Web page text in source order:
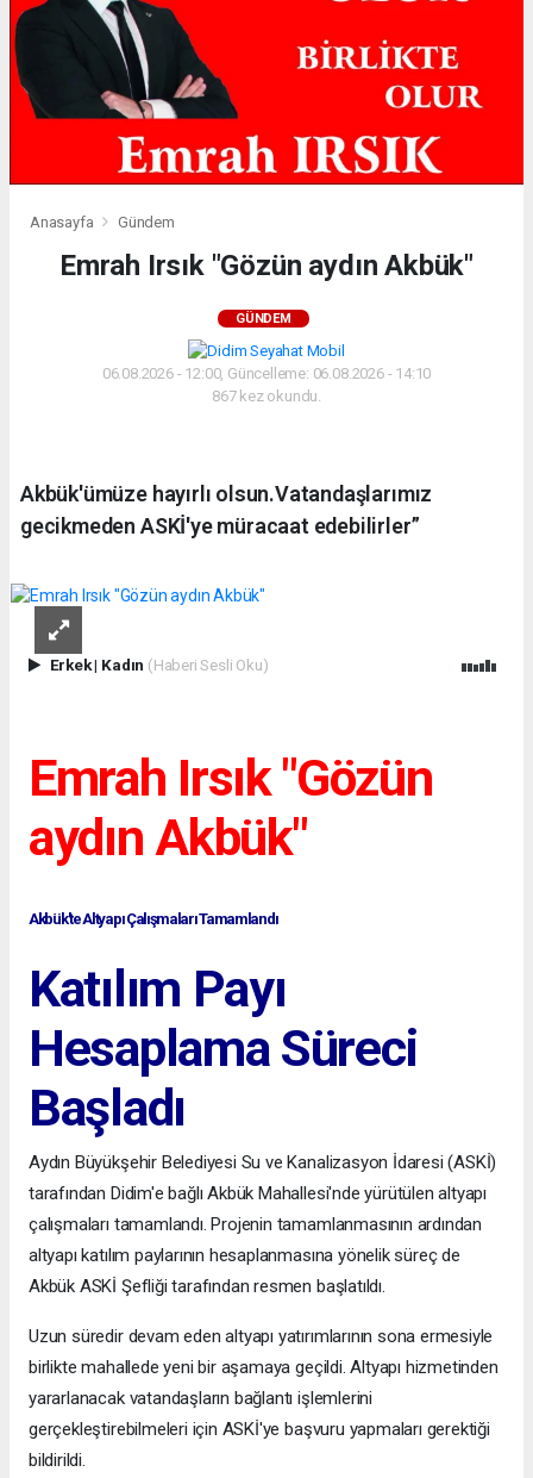
Anasayfa Gündem
Emrah Irsık "Gözün aydın Akbük"
GÜNDEM
06.08.2026 - 12:00, Güncelleme: 06.08.2026 - 14:10
867 kez okundu.
Akbük'ümüze hayırlı olsun.Vatandaşlarımız
gecikmeden ASKİ'ye müracaat edebilirler”
Erkek| Kadın (Haberi Sesli Oku)
Emrah Irsık "Gözün
aydın Akbük"
Akbük'te Altyapı Çalışmaları Tamamlandı
Katılım Payı
Hesaplama Süreci
Başladı
Aydın Büyükşehir Belediyesi Su ve Kanalizasyon İdaresi (ASKİ)
tarafından Didim'e bağlı Akbük Mahallesi'nde yürütülen altyapı
çalışmaları tamamlandı. Projenin tamamlanmasının ardından
altyapı katılım paylarının hesaplanmasına yönelik süreç de
Akbük ASKİ Şefliği tarafından resmen başlatıldı.
Uzun süredir devam eden altyapı yatırımlarının sona ermesiyle
birlikte mahallede yeni bir aşamaya geçildi. Altyapı hizmetinden
yararlanacak vatandaşların bağlantı işlemlerini
gerçekleştirebilmeleri için ASKİ'ye başvuru yapmaları gerektiği
bildirildi.